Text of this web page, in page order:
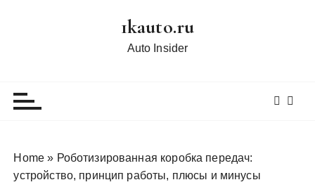
1kauto.ru
Auto Insider
Home » Роботизированная коробка передач:
устройство, принцип работы, плюсы и минусы